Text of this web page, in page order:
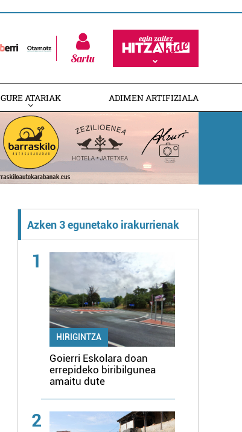
Sartu
GURE ATARIAK ADIMEN ARTIFIZIALA
Azken 3 egunetako irakurrienak
1
HIRIGINTZA
Goierri Eskolara doan
errepideko biribilgunea
amaitu dute
2